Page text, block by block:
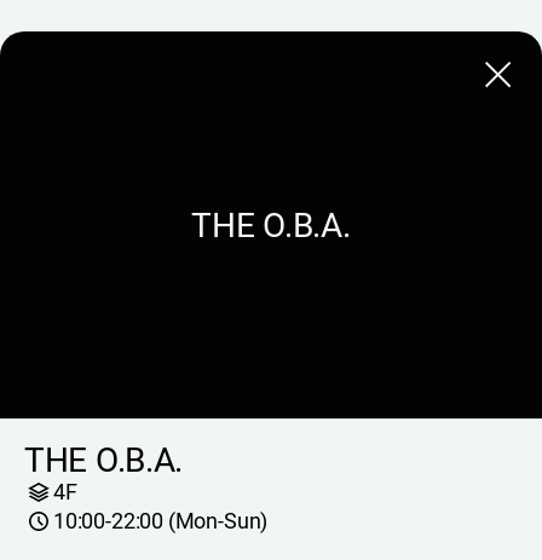
Close
THE O.B.A.
THE O.B.A.
4F
10:00-22:00 (Mon-Sun)